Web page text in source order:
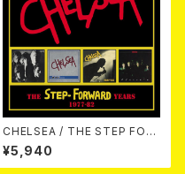
CHELSEA / THE STEP FOR
WARD YEARS 1977-82 4CD
¥5,940